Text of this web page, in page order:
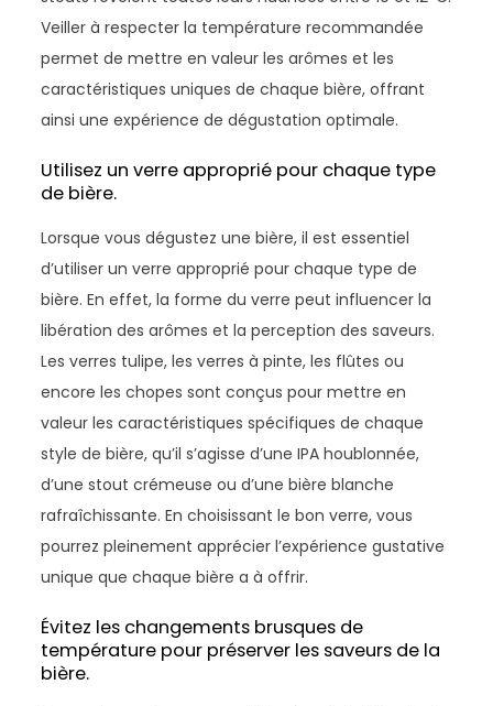
Veiller à respecter la température recommandée
permet de mettre en valeur les arômes et les
caractéristiques uniques de chaque bière, offrant
ainsi une expérience de dégustation optimale.
Utilisez un verre approprié pour chaque type
de bière.
Lorsque vous dégustez une bière, il est essentiel
d’utiliser un verre approprié pour chaque type de
bière. En effet, la forme du verre peut influencer la
libération des arômes et la perception des saveurs.
Les verres tulipe, les verres à pinte, les flûtes ou
encore les chopes sont conçus pour mettre en
valeur les caractéristiques spécifiques de chaque
style de bière, qu’il s’agisse d’une IPA houblonnée,
d’une stout crémeuse ou d’une bière blanche
rafraîchissante. En choisissant le bon verre, vous
pourrez pleinement apprécier l’expérience gustative
unique que chaque bière a à offrir.
Évitez les changements brusques de
température pour préserver les saveurs de la
bière.